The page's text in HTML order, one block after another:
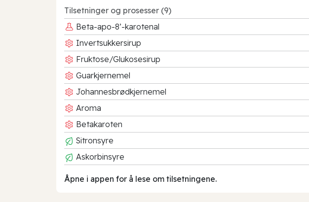
Tilsetninger og prosesser (9)
Beta-apo-8’-karotenal
Invertsukkersirup
Fruktose/Glukosesirup
Guarkjernemel
Johannesbrødkjernemel
Aroma
Betakaroten
Sitronsyre
Askorbinsyre
Åpne i appen for å lese om tilsetningene.